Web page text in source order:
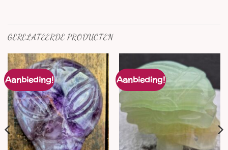
GERELATEERDE PRODUCTEN
Aanbieding! Aanbieding!